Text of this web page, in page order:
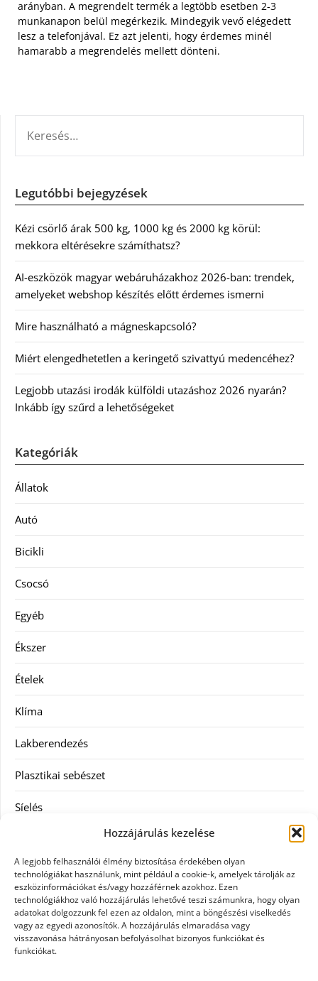
Hozzájárulás kezelése
A legjobb felhasználói élmény biztosítása érdekében olyan
technológiákat használunk, mint például a cookie-k, amelyek tárolják az
eszközinformációkat és/vagy hozzáférnek azokhoz. Ezen
technológiákhoz való hozzájárulás lehetővé teszi számunkra, hogy olyan
adatokat dolgozzunk fel ezen az oldalon, mint a böngészési viselkedés
vagy az egyedi azonosítók. A hozzájárulás elmaradása vagy
visszavonása hátrányosan befolyásolhat bizonyos funkciókat és
funkciókat.
arányban. A megrendelt termék a legtöbb esetben 2-3
munkanapon belül megérkezik. Mindegyik vevő elégedett
lesz a telefonjával. Ez azt jelenti, hogy érdemes minél
hamarabb a megrendelés mellett dönteni.
Legutóbbi bejegyzések
Kézi csörlő árak 500 kg, 1000 kg és 2000 kg körül:
mekkora eltérésekre számíthatsz?
AI-eszközök magyar webáruházakhoz 2026-ban: trendek,
amelyeket webshop készítés előtt érdemes ismerni
Mire használható a mágneskapcsoló?
Miért elengedhetetlen a keringető szivattyú medencéhez?
Legjobb utazási irodák külföldi utazáshoz 2026 nyarán?
Inkább így szűrd a lehetőségeket
Kategóriák
Állatok
Autó
Bicikli
Csocsó
Egyéb
Ékszer
Ételek
Klíma
Lakberendezés
Plasztikai sebészet
Síelés
Táskák
Vásárlás
Webáruház